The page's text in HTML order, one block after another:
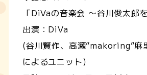
「DiVaの音楽会 〜谷川俊太郎
出演：DiVa
(谷川賢作、高瀬“makoring”麻
によるユニット）